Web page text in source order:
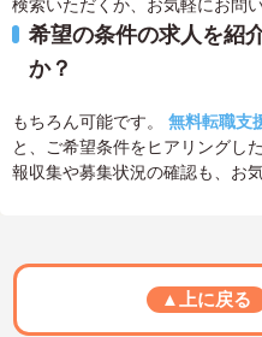
検索いただくか、お気軽にお問
希望の条件の求人を紹
か？
もちろん可能です。 無料転職支
と、ご希望条件をヒアリングし
報収集や募集状況の確認も、お
▲上に戻る